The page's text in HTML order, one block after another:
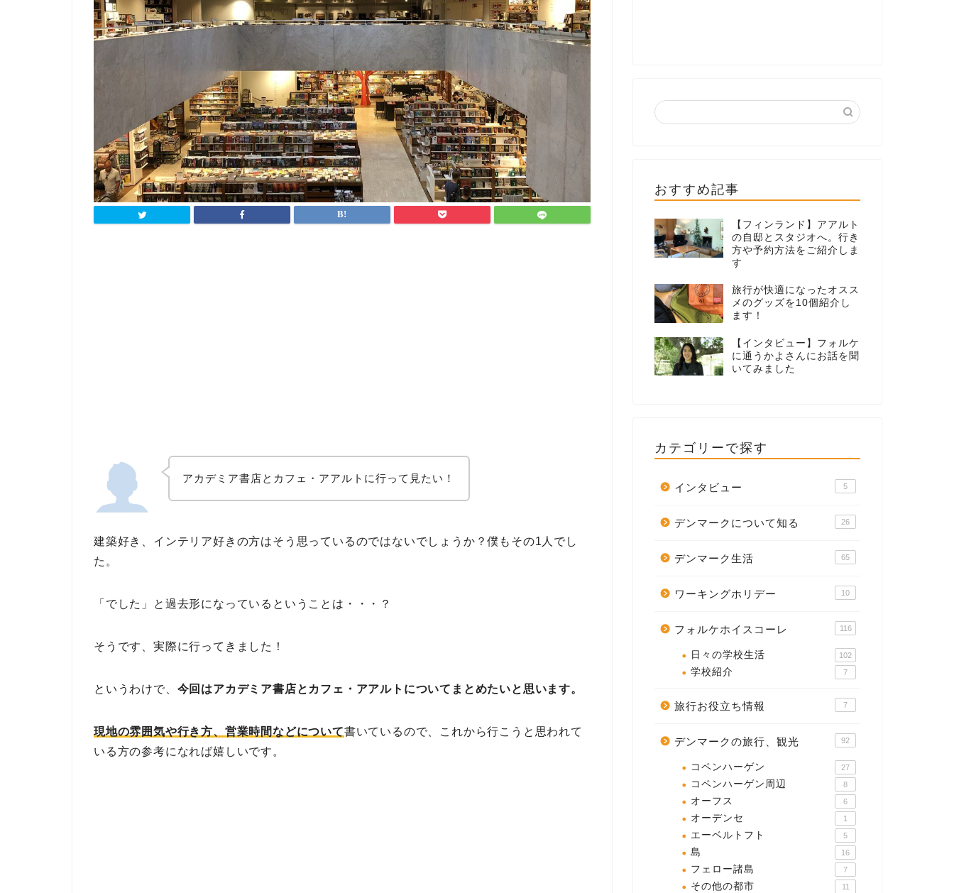
アカデミア書店とカフェ・アアルトに行って見たい！
建築好き、インテリア好きの方はそう思っているのではないでしょうか？僕もその1人でし
た。
「でした」と過去形になっているということは・・・？
そうです、実際に行ってきました！
というわけで、 今回はアカデミア書店とカフェ・アアルトについてまとめたいと思います。
現地の雰囲気や行き方、営業時間などについて書いているので、これから行こうと思われて
いる方の参考になれば嬉しいです。
おすすめ記事
【フィンランド】アアルト
の自邸とスタジオへ。行き
方や予約方法をご紹介しま
す
旅行が快適になったオスス
メのグッズを10個紹介し
ます！
【インタビュー】フォルケ
に通うかよさんにお話を聞
いてみました
カテゴリーで探す
インタビュー 5
デンマークについて知る 26
デンマーク生活 65
ワーキングホリデー 10
フォルケホイスコーレ 116
日々の学校生活 102
学校紹介 7
旅行お役立ち情報 7
デンマークの旅行、観光 92
コペンハーゲン 27
コペンハーゲン周辺 8
オーフス 6
オーデンセ 1
エーベルトフト 5
島 16
フェロー諸島 7
その他の都市 11